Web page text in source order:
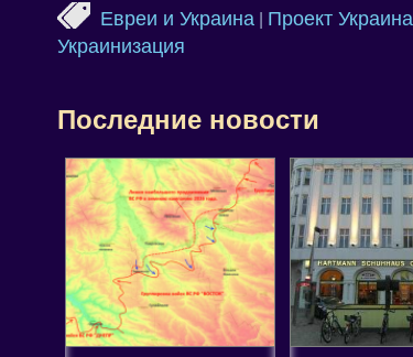
Евреи и Украина Проект Украина
Украинизация
Последние новости